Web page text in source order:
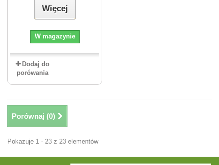
Więcej
W magazynie
Dodaj do
porówania
Porównaj (0)
Pokazuje 1 - 23 z 23 elementów